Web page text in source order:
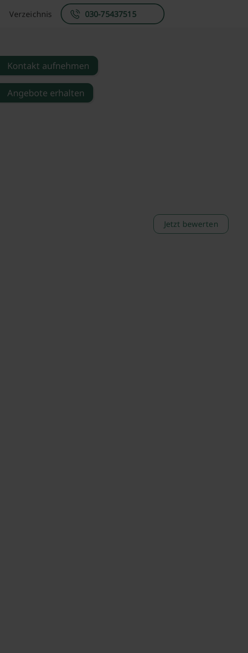
Verzeichnis 030-75437515
Kontakt aufnehmen
Angebote erhalten
Jetzt bewerten